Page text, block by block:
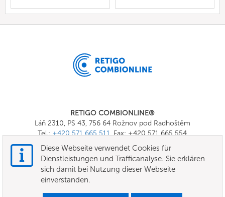
RETIGO COMBIONLINE®
Láň 2310, PS 43, 756 64 Rožnov pod Radhoštěm
Tel.:+420 571 665 511, Fax: +420 571 665 554
E-mail:
info@combionline.com
Nutzungsbedingungen
Diese Webseite verwendet Cookies für
Dienstleistungen und Trafficanalyse. Sie erklären
sich damit bei Nutzung dieser Webseite
einverstanden.